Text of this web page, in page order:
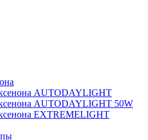
AUTODAYLIGHT
AUTODAYLIGHT 50W
EXTREMELIGHT